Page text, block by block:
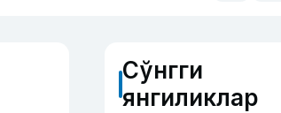
Сўнгги
янгиликлар